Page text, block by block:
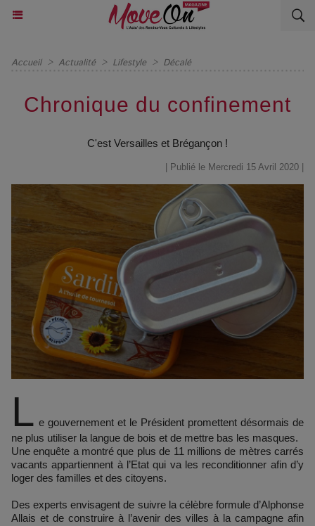
Accueil > Actualité > Lifestyle > Décalé
Chronique du confinement
C'est Versailles et Brégançon !
| Publié le Mercredi 15 Avril 2020 |
L e gouvernement et le Président promettent désormais de
ne plus utiliser la langue de bois et de mettre bas les masques.
Une enquête a montré que plus de 11 millions de mètres carrés
vacants appartiennent à l’Etat qui va les reconditionner afin d’y
loger des familles et des citoyens.
Des experts envisagent de suivre la célèbre formule d’Alphonse
Allais et de construire à l’avenir des villes à la campagne afin